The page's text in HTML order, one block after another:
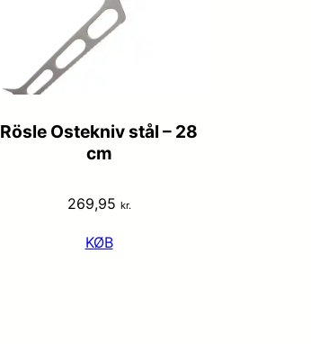
Rösle Ostekniv stål – 28
cm
269,95 kr.
KØB